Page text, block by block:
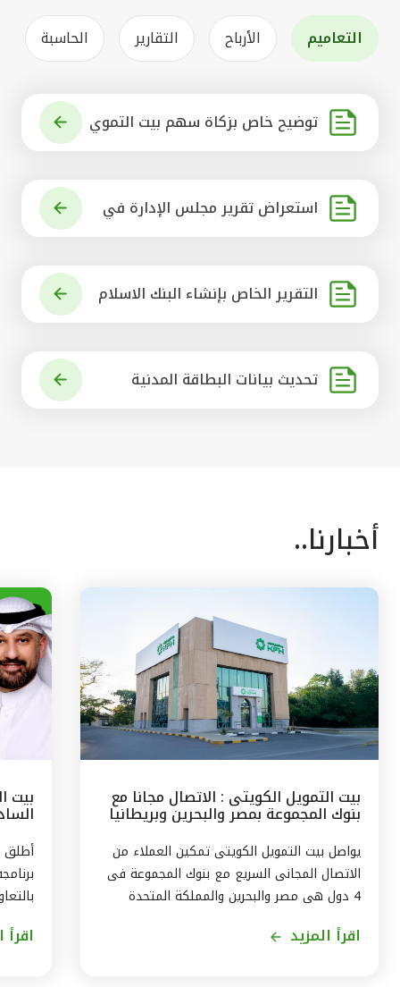
التعاميم الأرباح التقارير الحاسبة
توضيح خاص بزكاة سهم بيت التموي
استعراض تقرير مجلس الإدارة في
التقرير الخاص بإنشاء البنك الاسلام
تحديث بيانات البطاقة المدنية
أخبارنا..
بيت التمويل الكويتى : الاتصال مجانا مع
بنوك المجموعة بمصر والبحرين وبريطانيا
وتركيا
يواصل بيت التمويل الكويتى تمكين العملاء من
الاتصال المجانى السريع مع بنوك المجموعة فى
4 دول هى مصر والبحرين والمملكة المتحدة
اقرأ المزيد
بيت
أطلق
اقرأ